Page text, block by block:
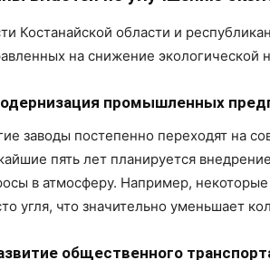
Костанайской области и
на снижение экологической
промышленных
заводы постепенно переходят на
пять лет планируется
в атмосферу. Например,
угля, что значительно уменьшает
общественного